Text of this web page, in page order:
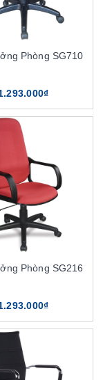
Phòng SG710
Phòng SG216